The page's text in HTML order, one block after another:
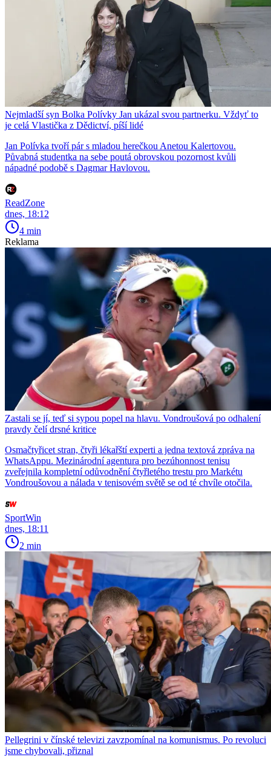
Nejmladší syn Bolka Polívky Jan ukázal svou partnerku. Vždyť to
je celá Vlastička z Dědictví, píší lidé
Jan Polívka tvoří pár s mladou herečkou Anetou Kalertovou.
Půvabná studentka na sebe poutá obrovskou pozornost kvůli
nápadné podobě s Dagmar Havlovou.
ReadZone
dnes, 18:12
4 min
Reklama
Zastali se jí, teď si sypou popel na hlavu. Vondroušová po odhalení
pravdy čelí drsné kritice
Osmačtyřicet stran, čtyři lékařští experti a jedna textová zpráva na
WhatsAppu. Mezinárodní agentura pro bezúhonnost tenisu
zveřejnila kompletní odůvodnění čtyřletého trestu pro Markétu
Vondroušovou a nálada v tenisovém světě se od té chvíle otočila.
SportWin
dnes, 18:11
2 min
Pellegrini v čínské televizi zavzpomínal na komunismus. Po revoluci
jsme chybovali, přiznal